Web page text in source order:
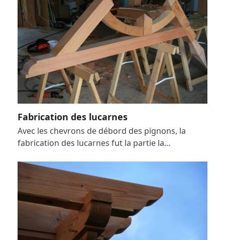
Fabrication des lucarnes
Avec les chevrons de débord des pignons, la
fabrication des lucarnes fut la partie la…